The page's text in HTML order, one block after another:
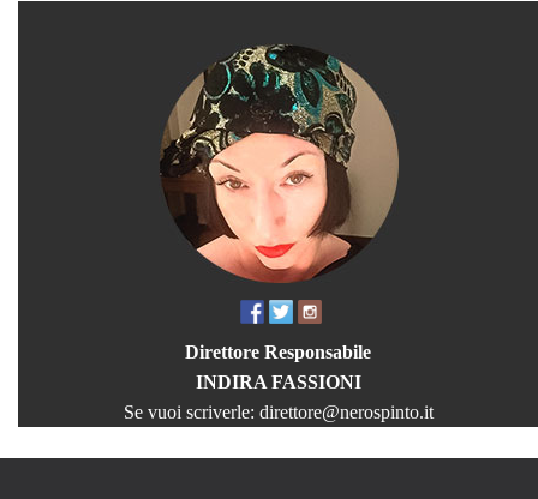
Direttore Responsabile
INDIRA FASSIONI
Se vuoi scriverle: direttore@nerospinto.it